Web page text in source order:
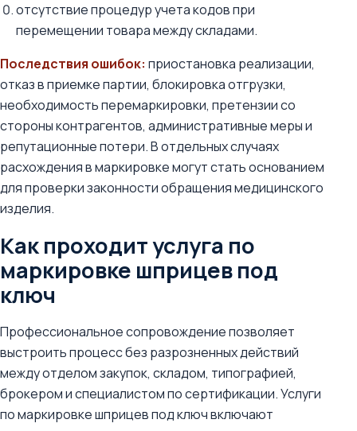
отсутствие процедур учета кодов при
перемещении товара между складами.
Последствия ошибок: приостановка реализации,
отказ в приемке партии, блокировка отгрузки,
необходимость перемаркировки, претензии со
стороны контрагентов, административные меры и
репутационные потери. В отдельных случаях
расхождения в маркировке могут стать основанием
для проверки законности обращения медицинского
изделия.
Как проходит услуга по
маркировке шприцев под
ключ
Профессиональное сопровождение позволяет
выстроить процесс без разрозненных действий
между отделом закупок, складом, типографией,
брокером и специалистом по сертификации. Услуги
по маркировке шприцев под ключ включают